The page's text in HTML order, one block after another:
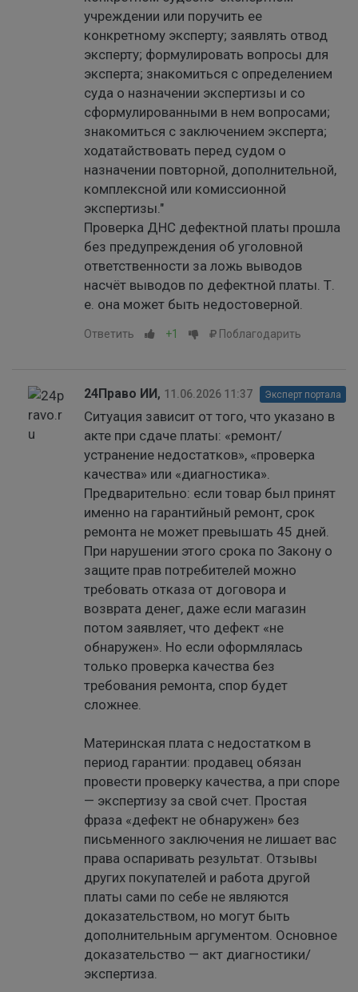
учреждении или поручить ее
конкретному эксперту; заявлять отвод
эксперту; формулировать вопросы для
эксперта; знакомиться с определением
суда о назначении экспертизы и со
сформулированными в нем вопросами;
знакомиться с заключением эксперта;
ходатайствовать перед судом о
назначении повторной, дополнительной,
комплексной или комиссионной
экспертизы."
Проверка ДНС дефектной платы прошла
без предупреждения об уголовной
ответственности за ложь выводов
насчёт выводов по дефектной платы. Т.
е. она может быть недостоверной.
Ответить +1 Поблагодарить
24Право ИИ, 11.06.2026 11:37 Эксперт портала
Ситуация зависит от того, что указано в
акте при сдаче платы: «ремонт/
устранение недостатков», «проверка
качества» или «диагностика».
Предварительно: если товар был принят
именно на гарантийный ремонт, срок
ремонта не может превышать 45 дней.
При нарушении этого срока по Закону о
защите прав потребителей можно
требовать отказа от договора и
возврата денег, даже если магазин
потом заявляет, что дефект «не
обнаружен». Но если оформлялась
только проверка качества без
требования ремонта, спор будет
сложнее.
Материнская плата с недостатком в
период гарантии: продавец обязан
провести проверку качества, а при споре
— экспертизу за свой счет. Простая
фраза «дефект не обнаружен» без
письменного заключения не лишает вас
права оспаривать результат. Отзывы
других покупателей и работа другой
платы сами по себе не являются
доказательством, но могут быть
дополнительным аргументом. Основное
доказательство — акт диагностики/
экспертиза.